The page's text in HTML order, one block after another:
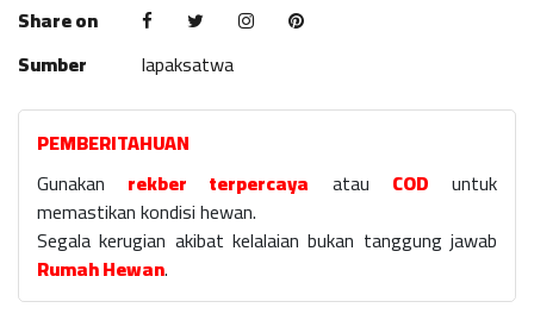
Share on
Sumber
lapaksatwa
PEMBERITAHUAN
Gunakan rekber terpercaya atau COD untuk
memastikan kondisi hewan.
Segala kerugian akibat kelalaian bukan tanggung jawab
Rumah Hewan.